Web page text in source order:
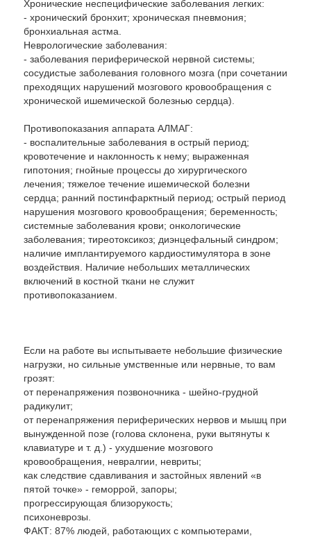
Хронические неспецифические заболевания легких:
- хронический бронхит; хроническая пневмония;
бронхиальная астма.
Неврологические заболевания:
- заболевания периферической нервной системы;
сосудистые заболевания головного мозга (при сочетании
преходящих нарушений мозгового кровообращения с
хронической ишемической болезнью сердца).
Противопоказания аппарата АЛМАГ:
- воспалительные заболевания в острый период;
кровотечение и наклонность к нему; выраженная
гипотония; гнойные процессы до хирургического
лечения; тяжелое течение ишемической болезни
сердца; ранний постинфарктный период; острый период
нарушения мозгового кровообращения; беременность;
системные заболевания крови; онкологические
заболевания; тиреотоксикоз; диэнцефальный синдром;
наличие имплантируемого кардиостимулятора в зоне
воздействия. Наличие небольших металлических
включений в костной ткани не служит
противопоказанием.
Если на работе вы испытываете небольшие физические
нагрузки, но сильные умственные или нервные, то вам
грозят:
от перенапряжения позвоночника - шейно-грудной
радикулит;
от перенапряжения периферических нервов и мышц при
вынужденной позе (голова склонена, руки вытянуты к
клавиатуре и т. д.) - ухудшение мозгового
кровообращения, невралгии, невриты;
как следствие сдавливания и застойных явлений «в
пятой точке» - геморрой, запоры;
прогрессирующая близорукость;
психоневрозы.
ФАКТ: 87% людей, работающих с компьютерами,